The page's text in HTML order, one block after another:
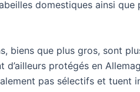
domestiques ainsi
biens que plus gros, sont
protégés en
pas sélectifs et tuent